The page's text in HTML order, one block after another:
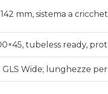
mm, sistema a
tubeless ready,
GLS Wide; lunghezze per